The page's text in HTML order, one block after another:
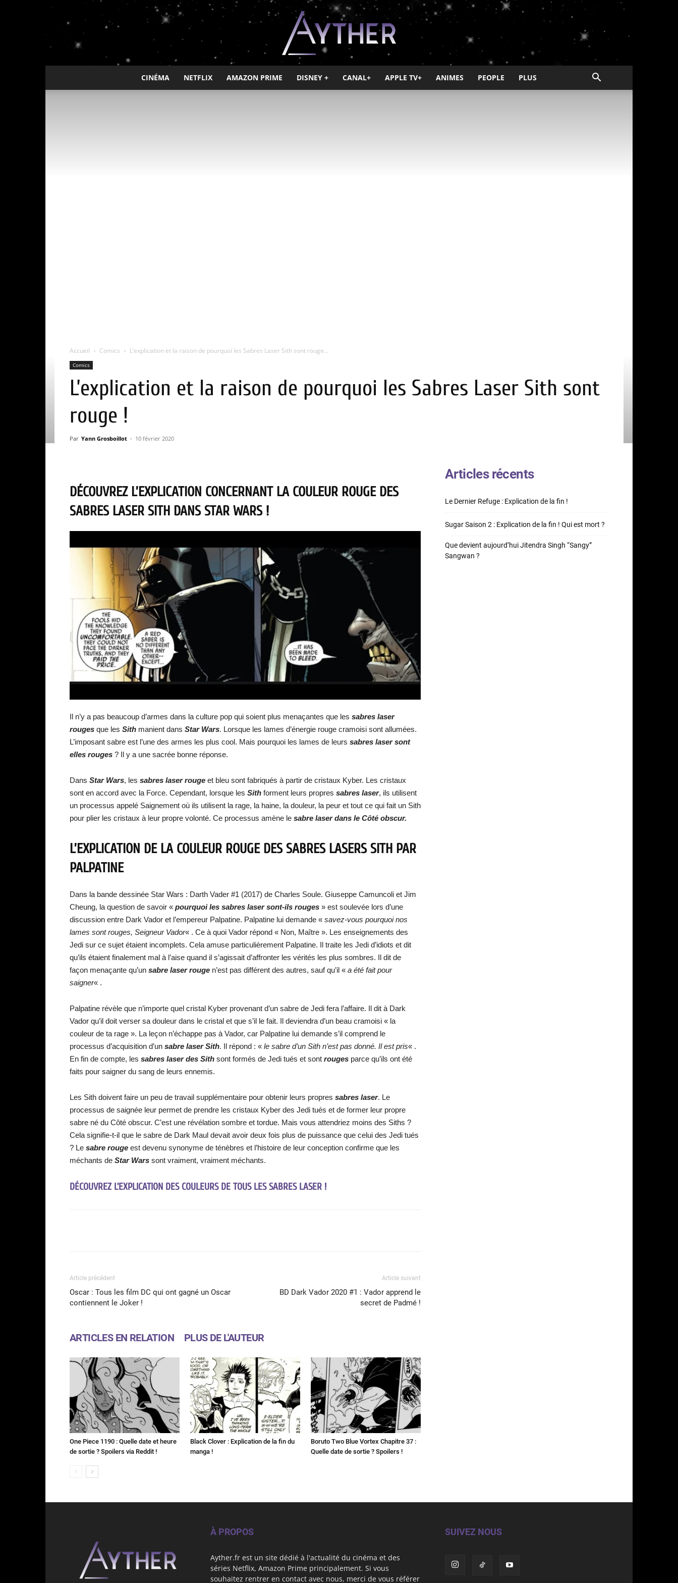
Ayther
CINÉMA NETFLIX AMAZON PRIME DISNEY + CANAL+ APPLE TV+ ANIMES PEOPLE PLUS
Accueil Comics L’explication et la raison de pourquoi les Sabres Laser Sith sont rouge...
Comics
L’explication et la raison de pourquoi les Sabres Laser Sith sont
rouge !
Par Yann Grosboillot - 10 février 2020
DÉCOUVREZ L’EXPLICATION CONCERNANT LA COULEUR ROUGE DES
SABRES LASER SITH DANS STAR WARS !
Il n’y a pas beaucoup d’armes dans la culture pop qui soient plus menaçantes que les sabres laser
rouges que les Sith manient dans Star Wars. Lorsque les lames d’énergie rouge cramoisi sont allumées.
L’imposant sabre est l’une des armes les plus cool. Mais pourquoi les lames de leurs sabres laser sont
elles rouges ? Il y a une sacrée bonne réponse.
Dans Star Wars, les sabres laser rouge et bleu sont fabriqués à partir de cristaux Kyber. Les cristaux
sont en accord avec la Force. Cependant, lorsque les Sith forment leurs propres sabres laser, ils utilisent
un processus appelé Saignement où ils utilisent la rage, la haine, la douleur, la peur et tout ce qui fait un Sith
pour plier les cristaux à leur propre volonté. Ce processus amène le sabre laser dans le Côté obscur.
L’EXPLICATION DE LA COULEUR ROUGE DES SABRES LASERS SITH PAR
PALPATINE
Dans la bande dessinée Star Wars : Darth Vader #1 (2017) de Charles Soule. Giuseppe Camuncoli et Jim
Cheung, la question de savoir « pourquoi les sabres laser sont-ils rouges » est soulevée lors d’une
discussion entre Dark Vador et l’empereur Palpatine. Palpatine lui demande « savez-vous pourquoi nos
lames sont rouges, Seigneur Vador« . Ce à quoi Vador répond « Non, Maître ». Les enseignements des
Jedi sur ce sujet étaient incomplets. Cela amuse particulièrement Palpatine. Il traite les Jedi d’idiots et dit
qu’ils étaient finalement mal à l’aise quand il s’agissait d’affronter les vérités les plus sombres. Il dit de
façon menaçante qu’un sabre laser rouge n’est pas différent des autres, sauf qu’il « a été fait pour
saigner« .
Palpatine révèle que n’importe quel cristal Kyber provenant d’un sabre de Jedi fera l’affaire. Il dit à Dark
Vador qu’il doit verser sa douleur dans le cristal et que s’il le fait. Il deviendra d’un beau cramoisi « la
couleur de ta rage ». La leçon n’échappe pas à Vador, car Palpatine lui demande s’il comprend le
processus d’acquisition d’un sabre laser Sith. Il répond : « le sabre d’un Sith n’est pas donné. Il est pris« .
En fin de compte, les sabres laser des Sith sont formés de Jedi tués et sont rouges parce qu’ils ont été
faits pour saigner du sang de leurs ennemis.
Les Sith doivent faire un peu de travail supplémentaire pour obtenir leurs propres sabres laser. Le
processus de saignée leur permet de prendre les cristaux Kyber des Jedi tués et de former leur propre
sabre né du Côté obscur. C’est une révélation sombre et tordue. Mais vous attendriez moins des Siths ?
Cela signifie-t-il que le sabre de Dark Maul devait avoir deux fois plus de puissance que celui des Jedi tués
? Le sabre rouge est devenu synonyme de ténèbres et l’histoire de leur conception confirme que les
méchants de Star Wars sont vraiment, vraiment méchants.
DÉCOUVREZ L’EXPLICATION DES COULEURS DE TOUS LES SABRES LASER !
Article précédent
Oscar : Tous les film DC qui ont gagné un Oscar
contiennent le Joker !
Article suivant
BD Dark Vador 2020 #1 : Vador apprend le
secret de Padmé !
ARTICLES EN RELATION PLUS DE L'AUTEUR
One Piece 1190 : Quelle date et heure
de sortie ? Spoilers via Reddit !
Black Clover : Explication de la fin du
manga !
Boruto Two Blue Vortex Chapitre 37 :
Quelle date de sortie ? Spoilers !
Articles récents
Le Dernier Refuge : Explication de la fin !
Sugar Saison 2 : Explication de la fin ! Qui est mort ?
Que devient aujourd’hui Jitendra Singh “Sangy”
Sangwan ?
À PROPOS
Ayther.fr est un site dédié à l'actualité du cinéma et des
séries Netflix, Amazon Prime principalement. Si vous
souhaitez rentrer en contact avec nous, merci de vous référer
SUIVEZ NOUS